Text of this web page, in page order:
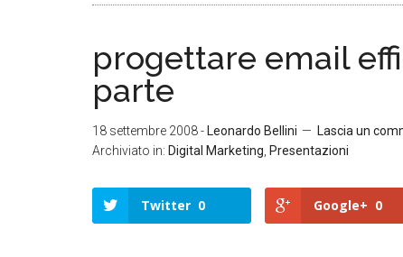
progettare email
parte
18 settembre 2008- Leonardo Bellini
Lascia un
Archiviato in: Digital Marketing Presentazioni
Twitter 0 Google+ 0